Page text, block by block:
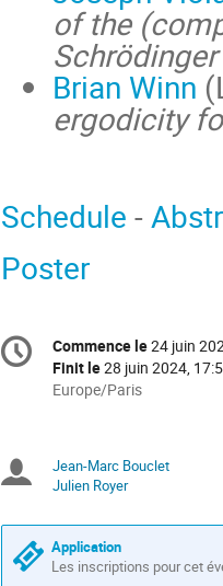
of the
Brian Winn
ergodicity
Schedule -
Poster
Information
de
Date/Heure
Commence le24 juin
Finit le28 juin 2024,
Toutes
sont
en
Europe/Paris
Europe/Paris
Présidents
séance
Jean-Marc Bouclet
Julien Royer
Application
Les inscriptions pour cet